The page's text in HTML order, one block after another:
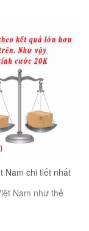
Nam chi tiết nhất
Nam như thế